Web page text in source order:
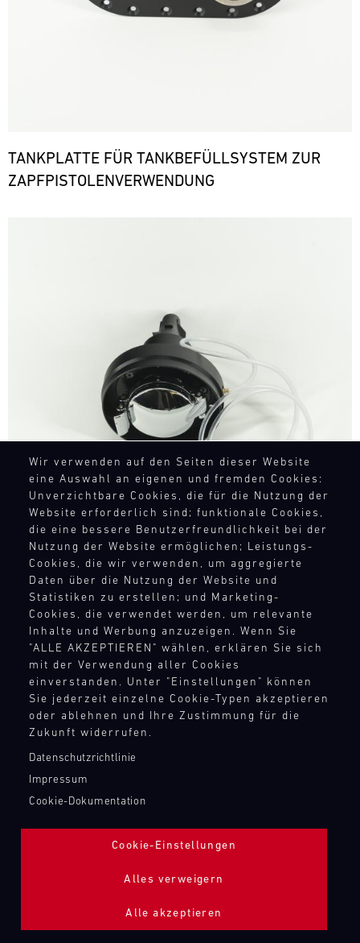
Wir verwenden auf den Seiten dieser Website
eine Auswahl an eigenen und fremden Cookies:
Unverzichtbare Cookies, die für die Nutzung der
Website erforderlich sind; funktionale Cookies,
die eine bessere Benutzerfreundlichkeit bei der
Nutzung der Website ermöglichen; Leistungs-
Cookies, die wir verwenden, um aggregierte
Daten über die Nutzung der Website und
Statistiken zu erstellen; und Marketing-
Cookies, die verwendet werden, um relevante
Inhalte und Werbung anzuzeigen. Wenn Sie
"ALLE AKZEPTIEREN" wählen, erklären Sie sich
mit der Verwendung aller Cookies
einverstanden. Unter "Einstellungen" können
Sie jederzeit einzelne Cookie-Typen akzeptieren
oder ablehnen und Ihre Zustimmung für die
Zukunft widerrufen.
Datenschutzrichtlinie
Impressum
Cookie-Dokumentation
Cookie-Einstellungen
Alles verweigern
Alle akzeptieren
TANKPLATTE FÜR TANKBEFÜLLSYSTEM ZUR
ZAPFPISTOLENVERWENDUNG
TANKBEFÜLLUNG ZAPFPISTOLE
Bild